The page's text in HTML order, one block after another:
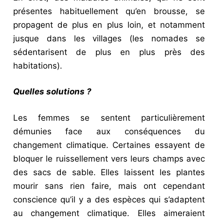
présentes habituellement qu’en brousse, se
propagent de plus en plus loin, et notamment
jusque dans les villages (les nomades se
sédentarisent de plus en plus près des
habitations).
Quelles solutions ?
Les femmes se sentent particulièrement
démunies face aux conséquences du
changement climatique. Certaines essayent de
bloquer le ruissellement vers leurs champs avec
des sacs de sable. Elles laissent les plantes
mourir sans rien faire, mais ont cependant
conscience qu’il y a des espèces qui s’adaptent
au changement climatique. Elles aimeraient